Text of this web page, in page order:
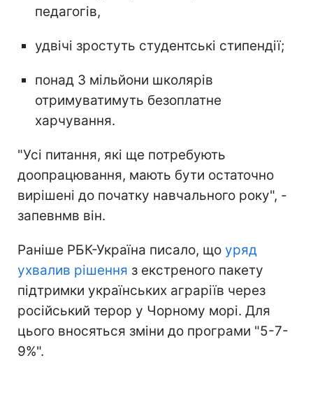
педагогів,
удвічі зростуть студентські стипендії;
понад 3 мільйони школярів
отримуватимуть безоплатне
харчування.
"Усі питання, які ще потребують
доопрацювання, мають бути остаточно
вирішені до початку навчального року", -
запевнмв він.
Раніше РБК-Україна писало, що уряд
ухвалив рішення з екстреного пакету
підтримки українських аграріїв через
російський терор у Чорному морі. Для
цього вносяться зміни до програми "5-7-
9%".